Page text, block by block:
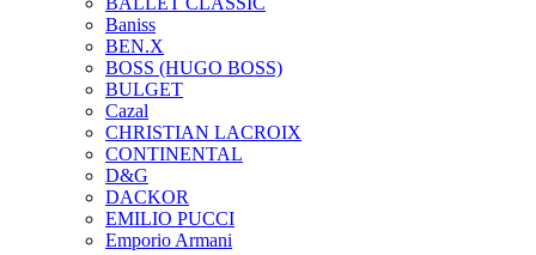
Baniss
BEN.X
BOSS (HUGO BOSS)
BULGET
Cazal
CHRISTIAN LACROIX
CONTINENTAL
D&G
DACKOR
EMILIO PUCCI
Emporio Armani